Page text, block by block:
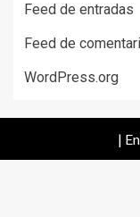
Feed de entradas
Feed de
WordPress.org
|